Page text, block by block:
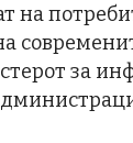
на
за